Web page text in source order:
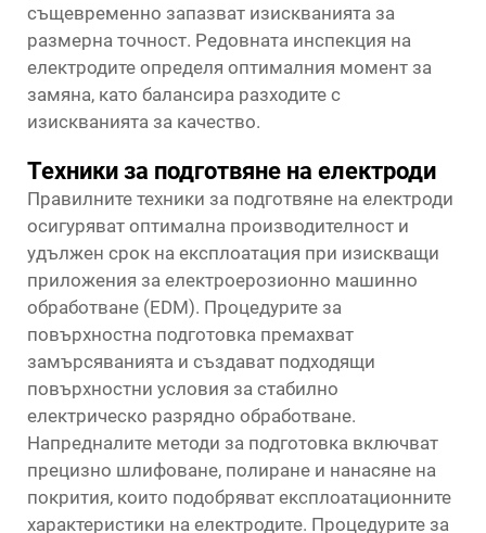
същевременно запазват изискванията за
размерна точност. Редовната инспекция на
електродите определя оптималния момент за
замяна, като балансира разходите с
изискванията за качество.
Техники за подготвяне на електроди
Правилните техники за подготвяне на електроди
осигуряват оптимална производителност и
удължен срок на експлоатация при изискващи
приложения за електроерозионно машинно
обработване (EDM). Процедурите за
повърхностна подготовка премахват
замърсяванията и създават подходящи
повърхностни условия за стабилно
електрическо разрядно обработване.
Напредналите методи за подготовка включват
прецизно шлифоване, полиране и нанасяне на
покрития, които подобряват експлоатационните
характеристики на електродите. Процедурите за